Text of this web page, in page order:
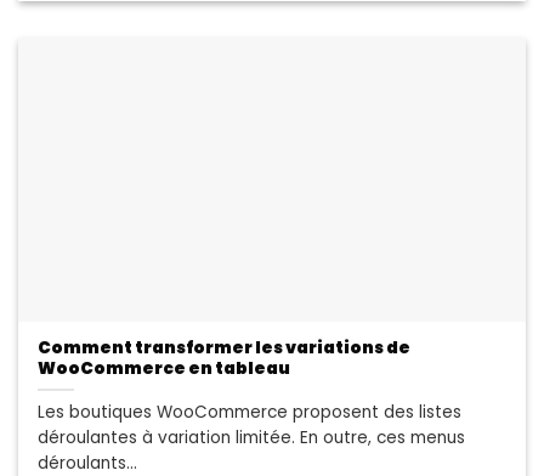
Comment transformer les variations de
WooCommerce en tableau
Les boutiques WooCommerce proposent des listes
déroulantes à variation limitée. En outre, ces menus
déroulants...